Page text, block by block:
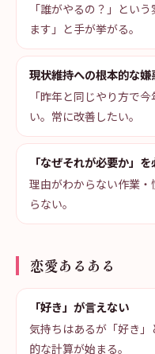
「誰がやるの？」とい
ます」と手が挙がる。
現状維持への根本的な嫌
「昨年と同じやり方で
い。常に改善したい。
「なぜそれが必要か」
理由がわからない作業
らない。
恋愛あるある
「好き」が言えない
気持ちはあるが「好き
的な計算が始まる。